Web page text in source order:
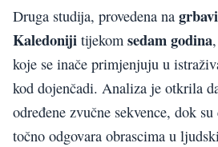
Druga studija, provedena na
Kaledoniji tijekom sedam godina
koje se inače primjenjuju u
kod dojenčadi. Analiza je otkrila
određene zvučne sekvence, dok
točno odgovara obrascima u